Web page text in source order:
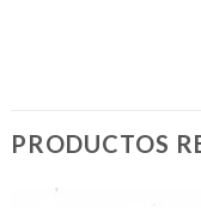
PRODUCTOS